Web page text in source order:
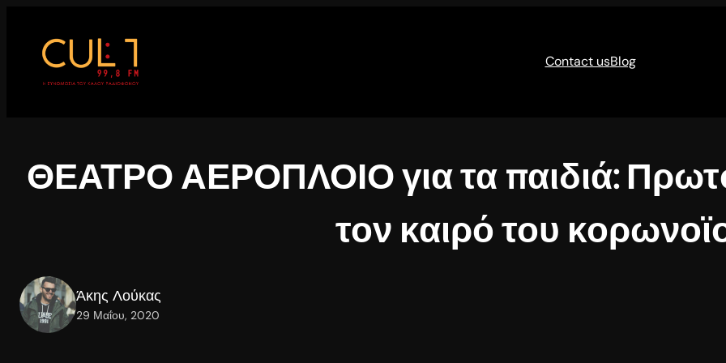
περιεχόμενο
Contact usBlog
ΘΕΑΤΡΟ ΑΕΡΟΠΛΟΙΟ για τα παιδιά:
τον καιρό του
Άκης Λούκας
29 Μαΐου, 2020